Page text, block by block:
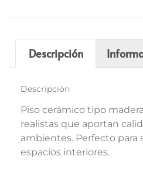
Descripción
Descripción
Piso cerámico tipo
realistas que aportan
ambientes. Perfecto para
espacios interiores.